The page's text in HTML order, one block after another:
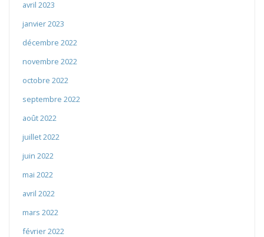
avril 2023
janvier 2023
décembre 2022
novembre 2022
octobre 2022
septembre 2022
août 2022
juillet 2022
juin 2022
mai 2022
avril 2022
mars 2022
février 2022